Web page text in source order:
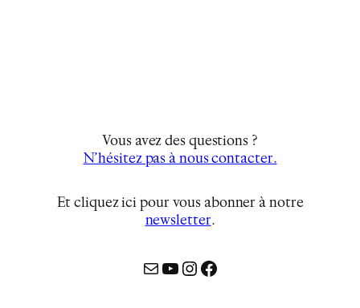
Vous avez des questions ?
N’hésitez pas à nous contacter.
Et cliquez ici pour vous abonner à notre
newsletter…
MailYouTube
Instagram
Facebook